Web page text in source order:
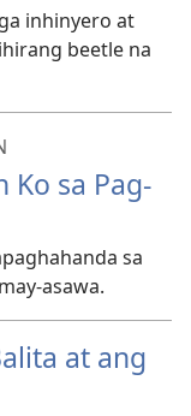
inhinyero at
beetle na
Ko sa Pag-
sa
asawa.
at ang